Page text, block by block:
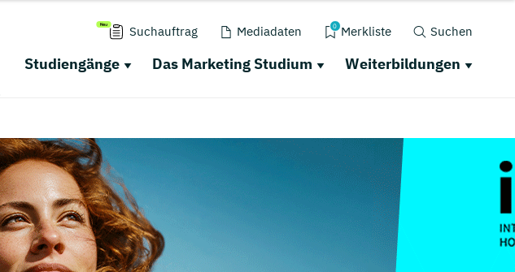
Suchauftrag Mediadaten 0 Merkliste Suchen
Studiengänge Das Marketing Studium Weiterbildungen